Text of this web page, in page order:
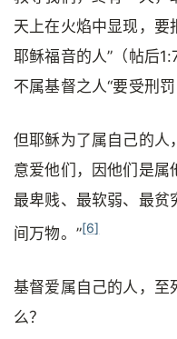
天上在火焰中显现，要
耶稣福音的人”（帖后
不属基督之人“要受刑
但耶稣为了属自己的人
意爱他们，因他们是属
最卑贱、最软弱、最贫
间万物。”[6]
基督爱属自己的人，至
么？